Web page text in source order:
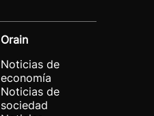
Orain
Noticias de
economía
Noticias de
sociedad